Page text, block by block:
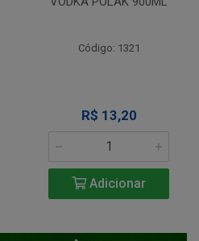
Código: 1321
R$ 13,20
Adicionar